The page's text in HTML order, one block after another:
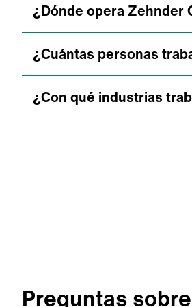
¿Dónde opera Zehnder
Zehnder Clean Air
aire limpio de Zehnder.
¿Cuántas personas
El Grupo Zehnder
¿Con qué industrias
Preguntas